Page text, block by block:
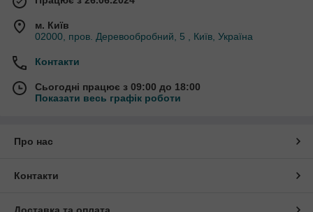
м. Київ
02000, пров. Деревообробний, 5 , Київ, Україна
Контакти
Сьогодні працює з 09:00 до 18:00
Показати весь графік роботи
Про нас
Контакти